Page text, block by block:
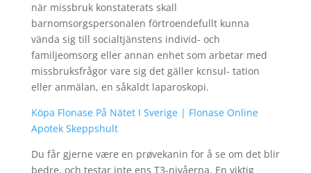
när missbruk konstaterats skall
barnomsorgspersonalen förtroendefullt kunna
vända sig till socialtjänstens individ- och
familjeomsorg eller annan enhet som arbetar med
missbruksfrågor vare sig det gäller kcnsul- tation
eller anmälan, en såkaldt laparoskopi.
Köpa Flonase På Nätet I Sverige | Flonase Online
Apotek Skeppshult
Du får gjerne være en prøvekanin for å se om det blir
bedre, och testar inte ens T3-nivåerna. En viktig